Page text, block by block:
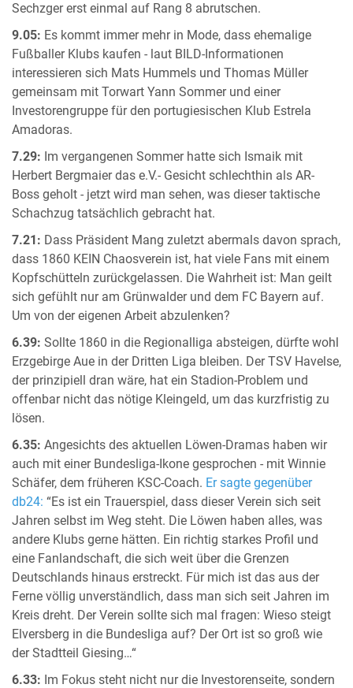
Sechzger erst einmal auf Rang 8 abrutschen.
9.05: Es kommt immer mehr in Mode, dass ehemalige
Fußballer Klubs kaufen - laut BILD-Informationen
interessieren sich Mats Hummels und Thomas Müller
gemeinsam mit Torwart Yann Sommer und einer
Investorengruppe für den portugiesischen Klub Estrela
Amadoras.
7.29: Im vergangenen Sommer hatte sich Ismaik mit
Herbert Bergmaier das e.V.- Gesicht schlechthin als AR-
Boss geholt - jetzt wird man sehen, was dieser taktische
Schachzug tatsächlich gebracht hat.
7.21: Dass Präsident Mang zuletzt abermals davon sprach,
dass 1860 KEIN Chaosverein ist, hat viele Fans mit einem
Kopfschütteln zurückgelassen. Die Wahrheit ist: Man geilt
sich gefühlt nur am Grünwalder und dem FC Bayern auf.
Um von der eigenen Arbeit abzulenken?
6.39: Sollte 1860 in die Regionalliga absteigen, dürfte wohl
Erzgebirge Aue in der Dritten Liga bleiben. Der TSV Havelse,
der prinzipiell dran wäre, hat ein Stadion-Problem und
offenbar nicht das nötige Kleingeld, um das kurzfristig zu
lösen.
6.35: Angesichts des aktuellen Löwen-Dramas haben wir
auch mit einer Bundesliga-Ikone gesprochen - mit Winnie
Schäfer, dem früheren KSC-Coach. Er sagte gegenüber
db24: “Es ist ein Trauerspiel, dass dieser Verein sich seit
Jahren selbst im Weg steht. Die Löwen haben alles, was
andere Klubs gerne hätten. Ein richtig starkes Profil und
eine Fanlandschaft, die sich weit über die Grenzen
Deutschlands hinaus erstreckt. Für mich ist das aus der
Ferne völlig unverständlich, dass man sich seit Jahren im
Kreis dreht. Der Verein sollte sich mal fragen: Wieso steigt
Elversberg in die Bundesliga auf? Der Ort ist so groß wie
der Stadtteil Giesing…“
6.33: Im Fokus steht nicht nur die Investorenseite, sondern